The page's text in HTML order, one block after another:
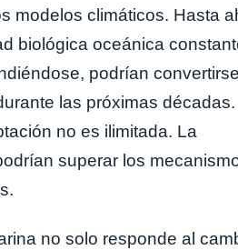
modelos climáticos. Hasta
biológica oceánica
podrían
las próximas décadas.
no es ilimitada. La
superar los
no solo responde al